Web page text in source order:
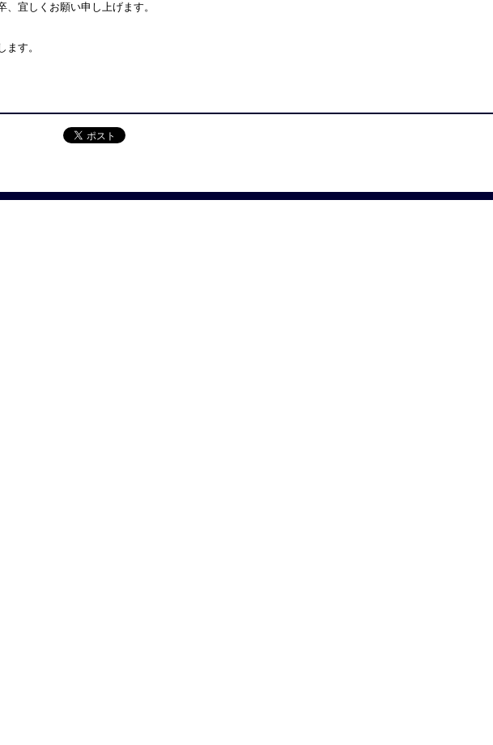
、宜しくお願い申し上げます。
す。